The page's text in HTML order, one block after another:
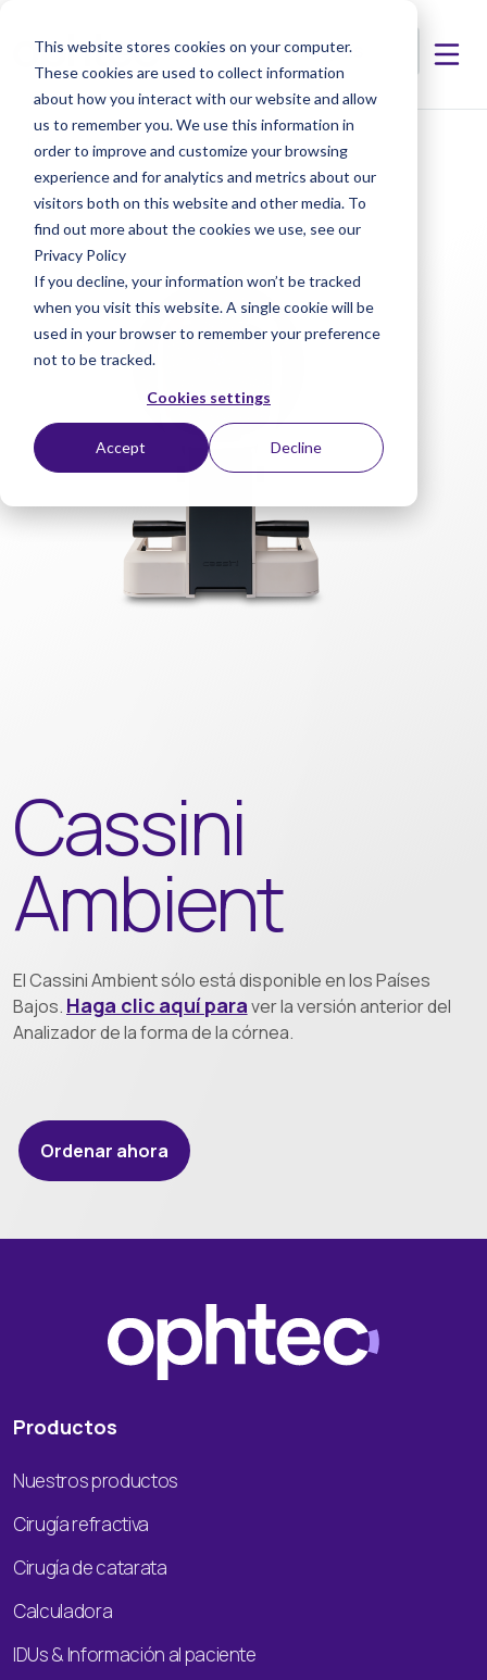
This website stores cookies on your computer.
These cookies are used to collect information
about how you interact with our website and allow
us to remember you. We use this information in
order to improve and customize your browsing
experience and for analytics and metrics about our
visitors both on this website and other media. To
find out more about the cookies we use, see our
Privacy Policy
If you decline, your information won’t be tracked
when you visit this website. A single cookie will be
used in your browser to remember your preference
not to be tracked.
Cookies settings
Accept Decline
< Productos < Cassini Ambient
Cassini
Ambient
El Cassini Ambient sólo está disponible en los Países
Bajos. Haga clic aquí paraver la versión anterior del
Analizador de la forma de la córnea.
Ordenar ahora
Productos
Nuestros productos
Cirugía refractiva
Cirugía de catarata
Calculadora
IDUs & Información al paciente